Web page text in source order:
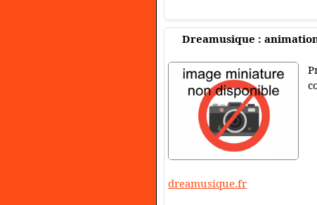
Dreamusique :
dreamusique.fr